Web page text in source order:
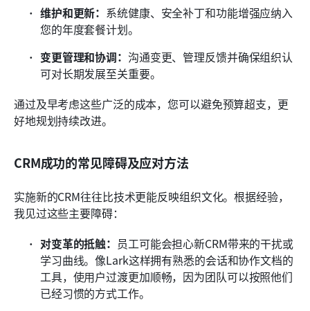
维护和更新： 系统健康、安全补丁和功能增强应纳入
您的年度套餐计划。
变更管理和协调： 沟通变更、管理反馈并确保组织认
可对长期发展至关重要。
通过及早考虑这些广泛的成本，您可以避免预算超支，更
好地规划持续改进。
CRM成功的常见障碍及应对方法
实施新的CRM往往比技术更能反映组织文化。根据经验，
我见过这些主要障碍：
对变革的抵触： 员工可能会担心新CRM带来的干扰或
学习曲线。像Lark这样拥有熟悉的会话和协作文档的
工具，使用户过渡更加顺畅，因为团队可以按照他们
已经习惯的方式工作。